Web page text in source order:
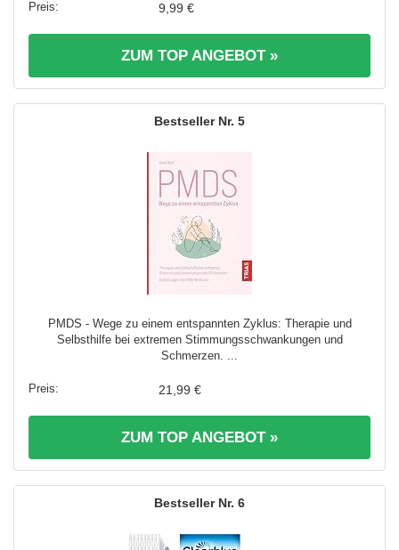
9,99 €
ZUM TOP ANGEBOT »
5
PMDS - Wege zu einem entspannten Zyklus: Therapie und
Selbsthilfe bei extremen Stimmungsschwankungen und
Schmerzen. ...
21,99 €
ZUM TOP ANGEBOT »
6